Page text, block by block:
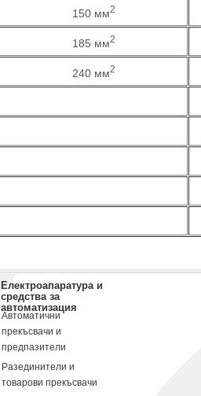
150 мм2
185 мм2
240 мм2
Електроапаратура и
средства за
автоматизация
Автоматични
прекъсвачи и
предпазители
Разединители и
товарови прекъсвачи